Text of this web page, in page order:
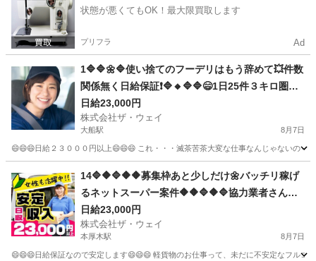
状態が悪くてもOK！最大限買取します
プリフラ Ad
1🔷🔷🌼🔷使い捨てのフーデリはもう辞めて💥件数
関係無く日給保証❗🔷🔸🔷🔷😄1日25件３キロ圏内
の配送❗️朝10：30出勤で2.3万円以上を楽々GET✨
✨
日給23,000円
株式会社ザ・ウェイ
大船駅 8月7日
😄😄😄日給２３０００円以上😄😄😄 これ・・・滅茶苦茶大変な仕事なんじゃないの
大船駅 配送 ネットスーパー
14🔷🔶🔷🔶🔶募集枠あと少しだけ🌼バッチリ稼げ
るネットスーパー案件🔶🔶🔷🔶🔷協力業者さんも
募集していま～す🔥
日給23,000円
株式会社ザ・ウェイ
本厚木駅 8月7日
😄😄😄日給保証なので安定します😄😄😄 軽貨物のお仕事って、未だに不安定なフル